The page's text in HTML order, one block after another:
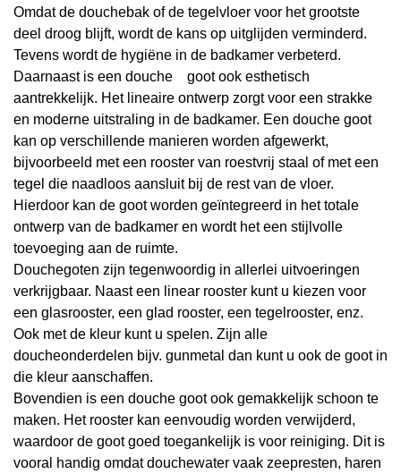
Omdat de douchebak of de tegelvloer voor het grootste
deel droog blijft, wordt de kans op uitglijden verminderd.
Tevens wordt de hygiëne in de badkamer verbeterd.
Daarnaast is een douche goot ook esthetisch
aantrekkelijk. Het lineaire ontwerp zorgt voor een strakke
en moderne uitstraling in de badkamer. Een douche goot
kan op verschillende manieren worden afgewerkt,
bijvoorbeeld met een rooster van roestvrij staal of met een
tegel die naadloos aansluit bij de rest van de vloer.
Hierdoor kan de goot worden geïntegreerd in het totale
ontwerp van de badkamer en wordt het een stijlvolle
toevoeging aan de ruimte.
Douchegoten zijn tegenwoordig in allerlei uitvoeringen
verkrijgbaar. Naast een linear rooster kunt u kiezen voor
een glasrooster, een glad rooster, een tegelrooster, enz.
Ook met de kleur kunt u spelen. Zijn alle
doucheonderdelen bijv. gunmetal dan kunt u ook de goot in
die kleur aanschaffen.
Bovendien is een douche goot ook gemakkelijk schoon te
maken. Het rooster kan eenvoudig worden verwijderd,
waardoor de goot goed toegankelijk is voor reiniging. Dit is
vooral handig omdat douchewater vaak zeepresten, haren